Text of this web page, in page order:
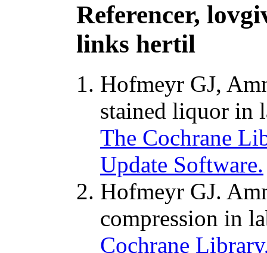
Referencer,
links hertil
Hofmeyr GJ,
stained liquor in
The Cochrane
Update Software.
Hofmeyr GJ.
compression in
Cochrane